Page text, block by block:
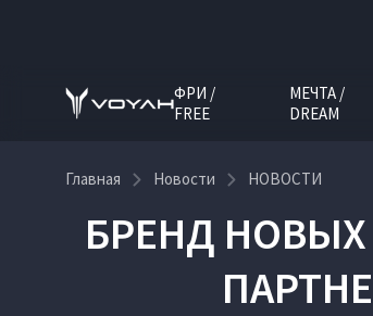
ФРИ /
FREE
МЕЧТА /
DREAM
Главная Новости НОВОСТИ
БРЕНД